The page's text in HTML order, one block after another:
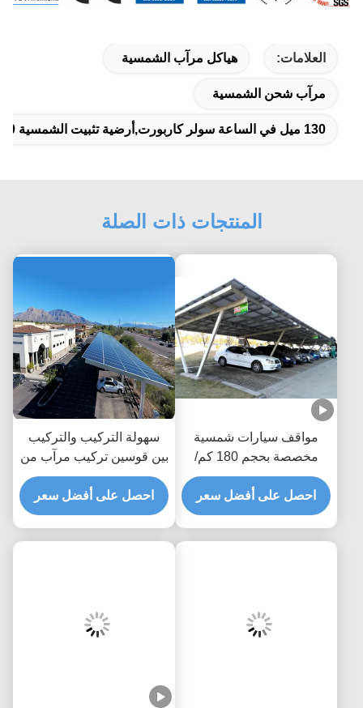
العلامات: هياكل مرآب الشمسية
مرآب شحن الشمسية
130 ميل في الساعة سولر كاربورت,أرضية تثبيت الشمسية Carport,60 كيلوواط مركبة شمسية
المنتجات ذات الصلة
مواقف سيارات شمسية
مخصصة بحجم 180 كم/
ساعة لسرعة الرياح، رفوف
مواقف سيارات شمسية
احصل على أفضل سعر
سهولة التركيب والتركيب
بين قوسين تركيب مرآب من
الألومنيوم المطلي بأكسيد
الألومنيوم
احصل على أفضل سعر